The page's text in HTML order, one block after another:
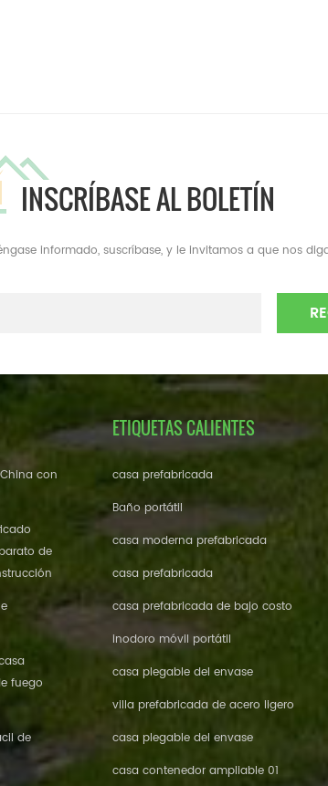
INSCRÍBASE AL BOLETÍN
informado, suscríbase, y le invitamos a que nos
con
de
fuego
de
ETIQUETAS CALIENTES
casa prefabricada
Baño portátil
casa moderna prefabricada
casa prefabricada
casa prefabricada de bajo costo
inodoro móvil portátil
casa plegable del envase
villa prefabricada de acero ligero
casa plegable del envase
casa contenedor ampliable 01